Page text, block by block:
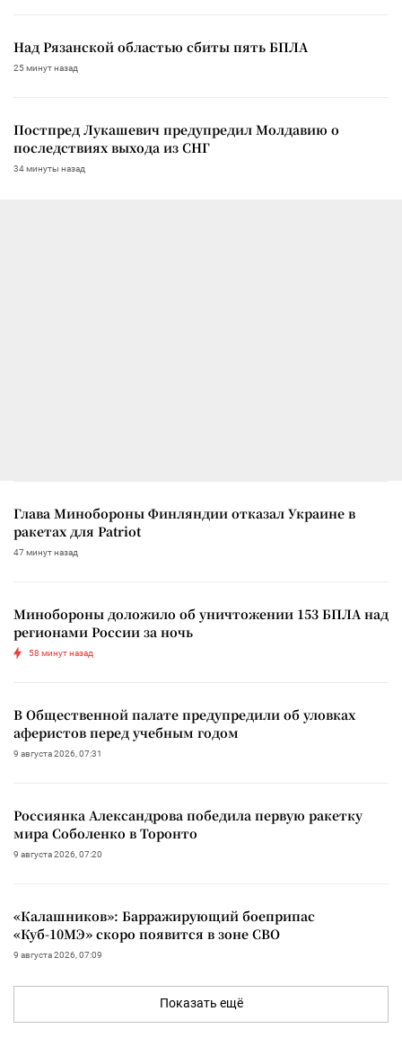
Над Рязанской областью сбиты пять БПЛА
25 минут назад
Постпред Лукашевич предупредил Молдавию о
последствиях выхода из СНГ
34 минуты назад
Глава Минобороны Финляндии отказал Украине в
ракетах для Patriot
47 минут назад
Минобороны доложило об уничтожении 153 БПЛА над
регионами России за ночь
58 минут назад
В Общественной палате предупредили об уловках
аферистов перед учебным годом
9 августа 2026, 07:31
Россиянка Александрова победила первую ракетку
мира Соболенко в Торонто
9 августа 2026, 07:20
«Калашников»: Барражирующий боеприпас
«Куб-10МЭ» скоро появится в зоне СВО
9 августа 2026, 07:09
Показать ещё